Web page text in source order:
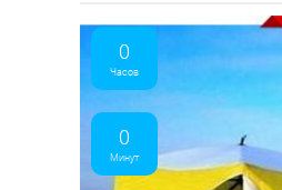
0
Часов
0
Минут